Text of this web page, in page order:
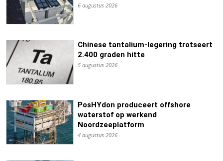
6 augustus 2026
Chinese tantalium-legering trotseert
2.400 graden hitte
5 augustus 2026
PosHYdon produceert offshore
waterstof op werkend
Noordzeeplatform
4 augustus 2026